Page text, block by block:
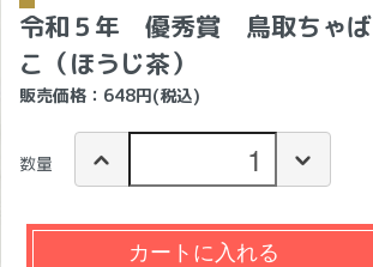
令和５年 優秀賞 鳥取ちゃば
こ（ほうじ茶）
販売価格：648円(税込)
数量
カートに入れる